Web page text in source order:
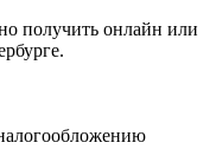
получить онлайн или